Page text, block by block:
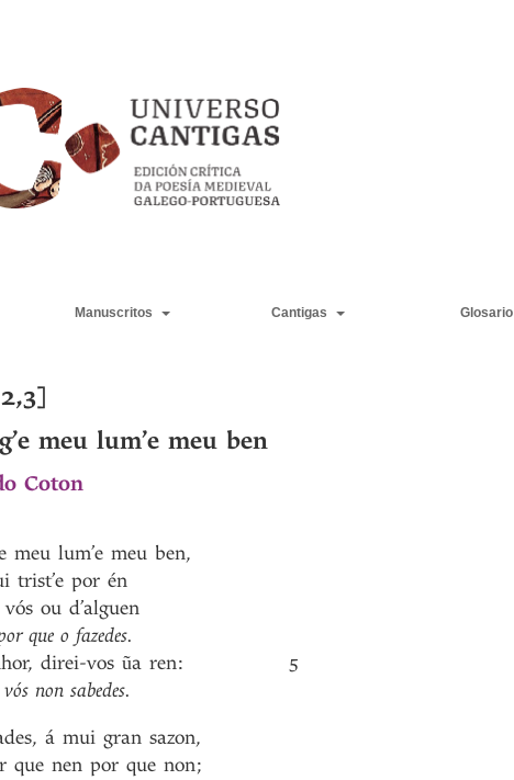
Manuscritos Cantigas Glosario
meu lum’e meu ben
Coton
meu lum’e meu ben,
trist’e por én
vós ou d’alguen
que o fazedes.
, direi-vos ũa ren:
vós non sabedes.
, á mui gran sazon,
que nen por que non;
5